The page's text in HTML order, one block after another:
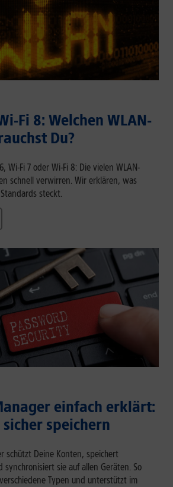
Fi 8: Welchen WLAN-
Du?
Wi-Fi 7 oder Wi-Fi 8: Die vielen WLAN-
schnell verwirren. Wir erklären, was
steckt.
einfach erklärt:
speichern
schützt Deine Konten, speichert
synchronisiert sie auf allen Geräten. So
Typen und unterstützt im